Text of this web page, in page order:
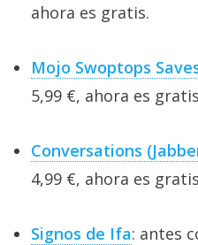
ahora es gratis.
Mojo Swoptops
5,99 €, ahora es
Conversations
4,99 €, ahora es
Signos de Ifa: antes